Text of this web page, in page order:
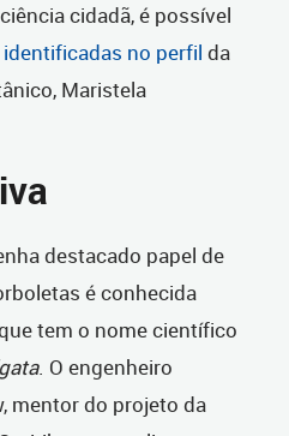
cidadã, é possível
no perfil da
Maristela
destacado papel de
é conhecida
tem o nome científico
. O engenheiro
mentor do projeto da